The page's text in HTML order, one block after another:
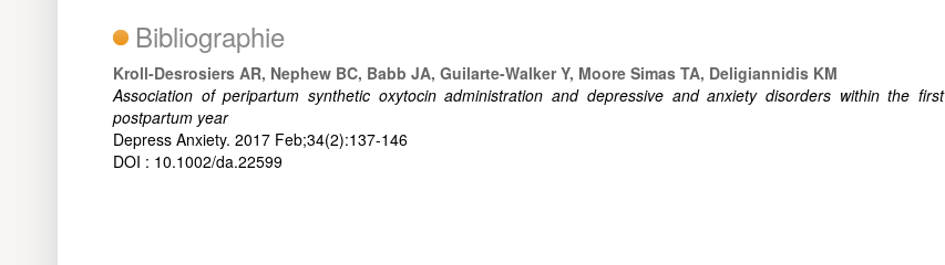
Bibliographie
Kroll-Desrosiers AR, Nephew BC, Babb JA, Guilarte-Walker Y, Moore Simas TA, Deligiannidis KM
Association of peripartum synthetic oxytocin administration and depressive and anxiety disorders within the first
postpartum year
Depress Anxiety. 2017 Feb;34(2):137-146
DOI : 10.1002/da.22599